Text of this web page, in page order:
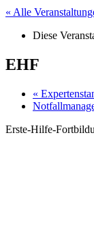
« Alle
Diese
EHF
«
Erste-Hilfe-